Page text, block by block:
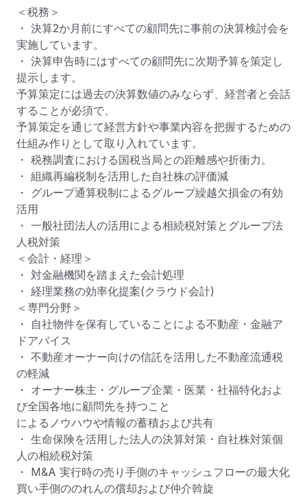
＜税務＞
・ 決算2か月前にすべての顧問先に事前の決算検討会を
実施しています。
・ 決算申告時にはすべての顧問先に次期予算を策定し
提示します。
予算策定には過去の決算数値のみならず、経営者と会話
することが必須で、
予算策定を通じて経営方針や事業内容を把握するための
仕組み作りとして取り入れています。
・ 税務調査における国税当局との距離感や折衝力。
・ 組織再編税制を活用した自社株の評価減
・ グループ通算税制によるグループ繰越欠損金の有効
活用
・ 一般社団法人の活用による相続税対策とグループ法
人税対策
＜会計・経理＞
・ 対金融機関を踏まえた会計処理
・ 経理業務の効率化提案(クラウド会計)
＜専門分野＞
・ 自社物件を保有していることによる不動産・金融ア
ドアバイス
・ 不動産オーナー向けの信託を活用した不動産流通税
の軽減
・ オーナー株主・グループ企業・医業・社福特化およ
び全国各地に顧問先を持つこと
によるノウハウや情報の蓄積および共有
・ 生命保険を活用した法人の決算対策・自社株対策個
人の相続税対策
・ M&A 実行時の売り手側のキャッシュフローの最大化
買い手側ののれんの償却および仲介斡旋